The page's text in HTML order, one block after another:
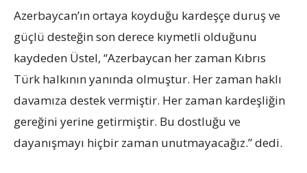
Azerbaycan’ın ortaya koyduğu kardeşçe duruş ve
güçlü desteğin son derece kıymetli olduğunu
kaydeden Üstel, “Azerbaycan her zaman Kıbrıs
Türk halkının yanında olmuştur. Her zaman haklı
davamıza destek vermiştir. Her zaman kardeşliğin
gereğini yerine getirmiştir. Bu dostluğu ve
dayanışmayı hiçbir zaman unutmayacağız.” dedi.